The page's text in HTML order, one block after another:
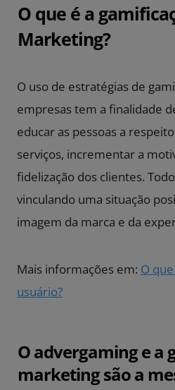
O que é a
Marketing?
O uso de estratégias de
empresas tem a finalidade
educar as pessoas a
serviços, incrementar a
fidelização dos clientes.
vinculando uma situação
imagem da marca e da
Mais informações em: O
usuário?
O advergaming e a
marketing são a